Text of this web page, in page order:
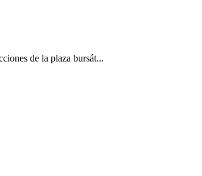
de la plaza bursát...